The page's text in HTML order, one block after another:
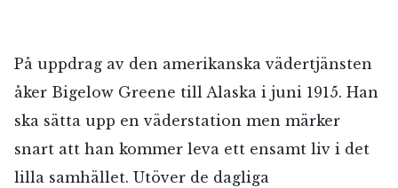
På uppdrag av den amerikanska vädertjänsten
åker Bigelow Greene till Alaska i juni 1915. Han
ska sätta upp en väderstation men märker
snart att han kommer leva ett ensamt liv i det
lilla samhället. Utöver de dagliga